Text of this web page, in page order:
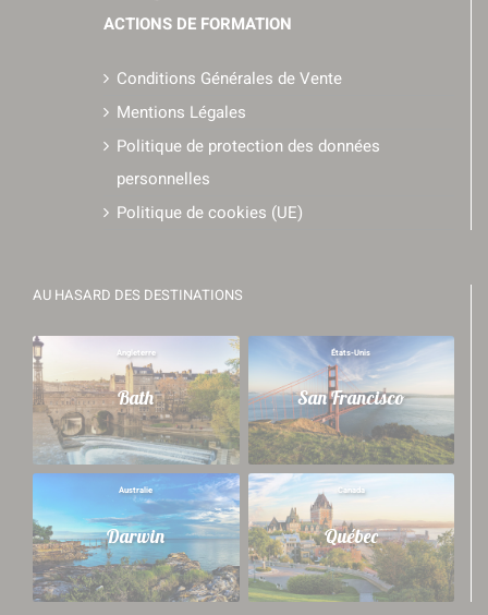
ACTIONS DE FORMATION
Conditions Générales de Vente
Mentions Légales
Politique de protection des données
personnelles
Politique de cookies (UE)
AU HASARD DES DESTINATIONS
Angleterre
Bath
États-Unis
San Francisco
Australie
Darwin
Canada
Québec